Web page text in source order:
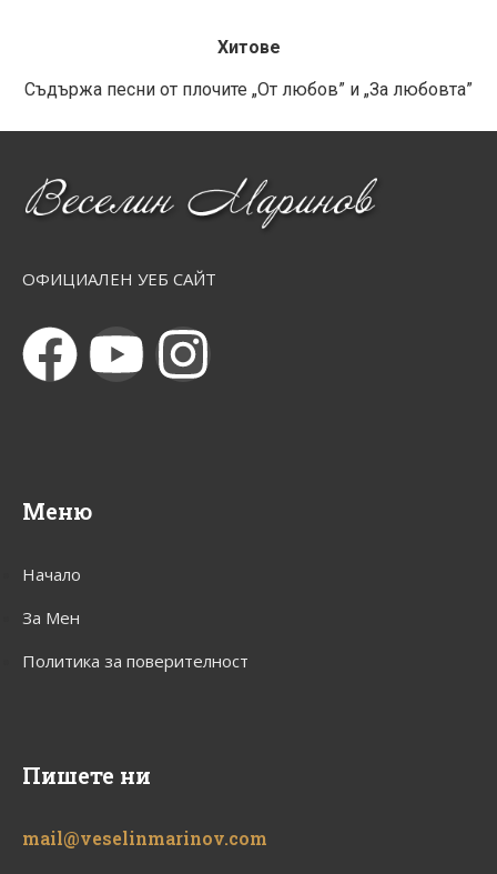
Хитове
Съдържа песни от плочите „От любов” и „За любовта”
ОФИЦИАЛЕН УЕБ САЙТ
Меню
Начало
За Мен
Политика за поверителност
Пишете ни
mail@veselinmarinov.com